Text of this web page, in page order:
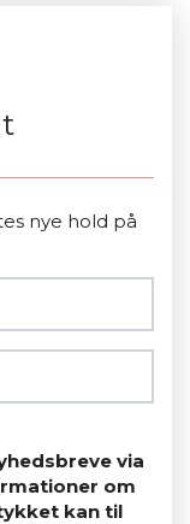
nye hold på
via
om
kan til